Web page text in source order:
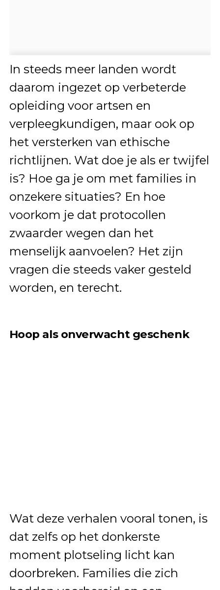
In steeds meer landen wordt
daarom ingezet op verbeterde
opleiding voor artsen en
verpleegkundigen, maar ook op
het versterken van ethische
richtlijnen. Wat doe je als er twijfel
is? Hoe ga je om met families in
onzekere situaties? En hoe
voorkom je dat protocollen
zwaarder wegen dan het
menselijk aanvoelen? Het zijn
vragen die steeds vaker gesteld
worden, en terecht.
Hoop als onverwacht geschenk
Wat deze verhalen vooral tonen, is
dat zelfs op het donkerste
moment plotseling licht kan
doorbreken. Families die zich